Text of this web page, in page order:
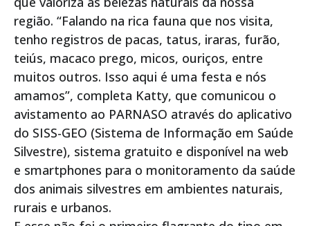
região. “Falando na rica fauna que nos visita,
tenho registros de pacas, tatus, iraras, furão,
teiús, macaco prego, micos, ouriços, entre
muitos outros. Isso aqui é uma festa e nós
amamos”, completa Katty, que comunicou o
avistamento ao PARNASO através do aplicativo
do SISS-GEO (Sistema de Informação em Saúde
Silvestre), sistema gratuito e disponível na web
e smartphones para o monitoramento da saúde
dos animais silvestres em ambientes naturais,
rurais e urbanos.